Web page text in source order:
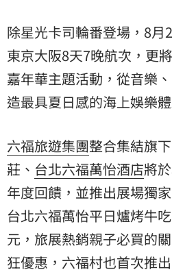
除星光卡司輪番登場，8
東京大阪8天7晚航次，更
嘉年華主題活動，從音樂
造最具夏日感的海上娛樂體
六福旅遊集團整合集結旗
莊、 台北六福萬怡酒店將
年度回饋，並推出展場獨
台北六福萬怡平日爐烤牛
元，旅展熱銷親子必買的
狂優惠，六福村也首次推